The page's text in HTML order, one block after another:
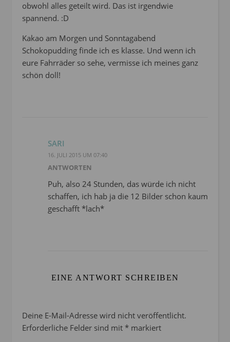
obwohl alles geteilt wird. Das ist irgendwie
spannend. :D
Kakao am Morgen und Sonntagabend
Schokopudding finde ich es klasse. Und wenn ich
eure Fahrräder so sehe, vermisse ich meines ganz
schön doll!
SARI
16. JULI 2015 UM 07:40
ANTWORTEN
Puh, also 24 Stunden, das würde ich nicht
schaffen, ich hab ja die 12 Bilder schon kaum
geschafft *lach*
EINE ANTWORT SCHREIBEN
Deine E-Mail-Adresse wird nicht veröffentlicht.
Erforderliche Felder sind mit * markiert